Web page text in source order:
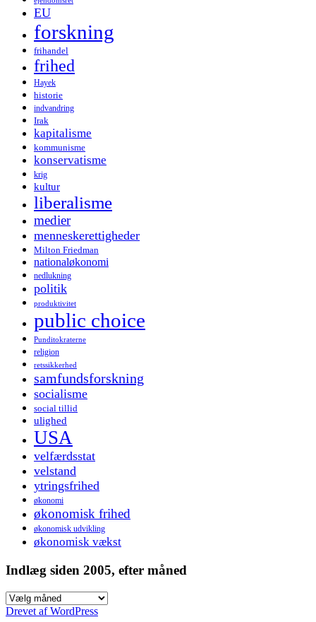
EU
forskning
frihandel
frihed
Hayek
historie
indvandring
Irak
kapitalisme
kommunisme
konservatisme
krig
kultur
liberalisme
medier
menneskerettigheder
Milton Friedman
nationaløkonomi
nedlukning
politik
produktivitet
public choice
Punditokraterne
religion
retssikkerhed
samfundsforskning
socialisme
social tillid
ulighed
USA
velfærdsstat
velstand
ytringsfrihed
økonomi
økonomisk frihed
økonomisk udvikling
økonomisk vækst
Indlæg siden 2005, efter måned
Indlæg
siden
Drevet af WordPress